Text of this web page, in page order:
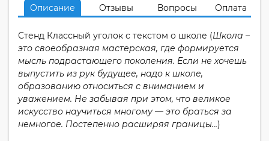
Описание Отзывы Вопросы Оплата
Стенд Классный уголок с текстом о школе (Школа –
это своеобразная мастерская, где формируется
мысль подрастающего поколения. Если не хочешь
выпустить из рук будущее, надо к школе,
образованию относиться с вниманием и
уважением. Не забывая при этом, что великое
искусство научиться многому — это браться за
немногое. Постепенно расширяя границы…)